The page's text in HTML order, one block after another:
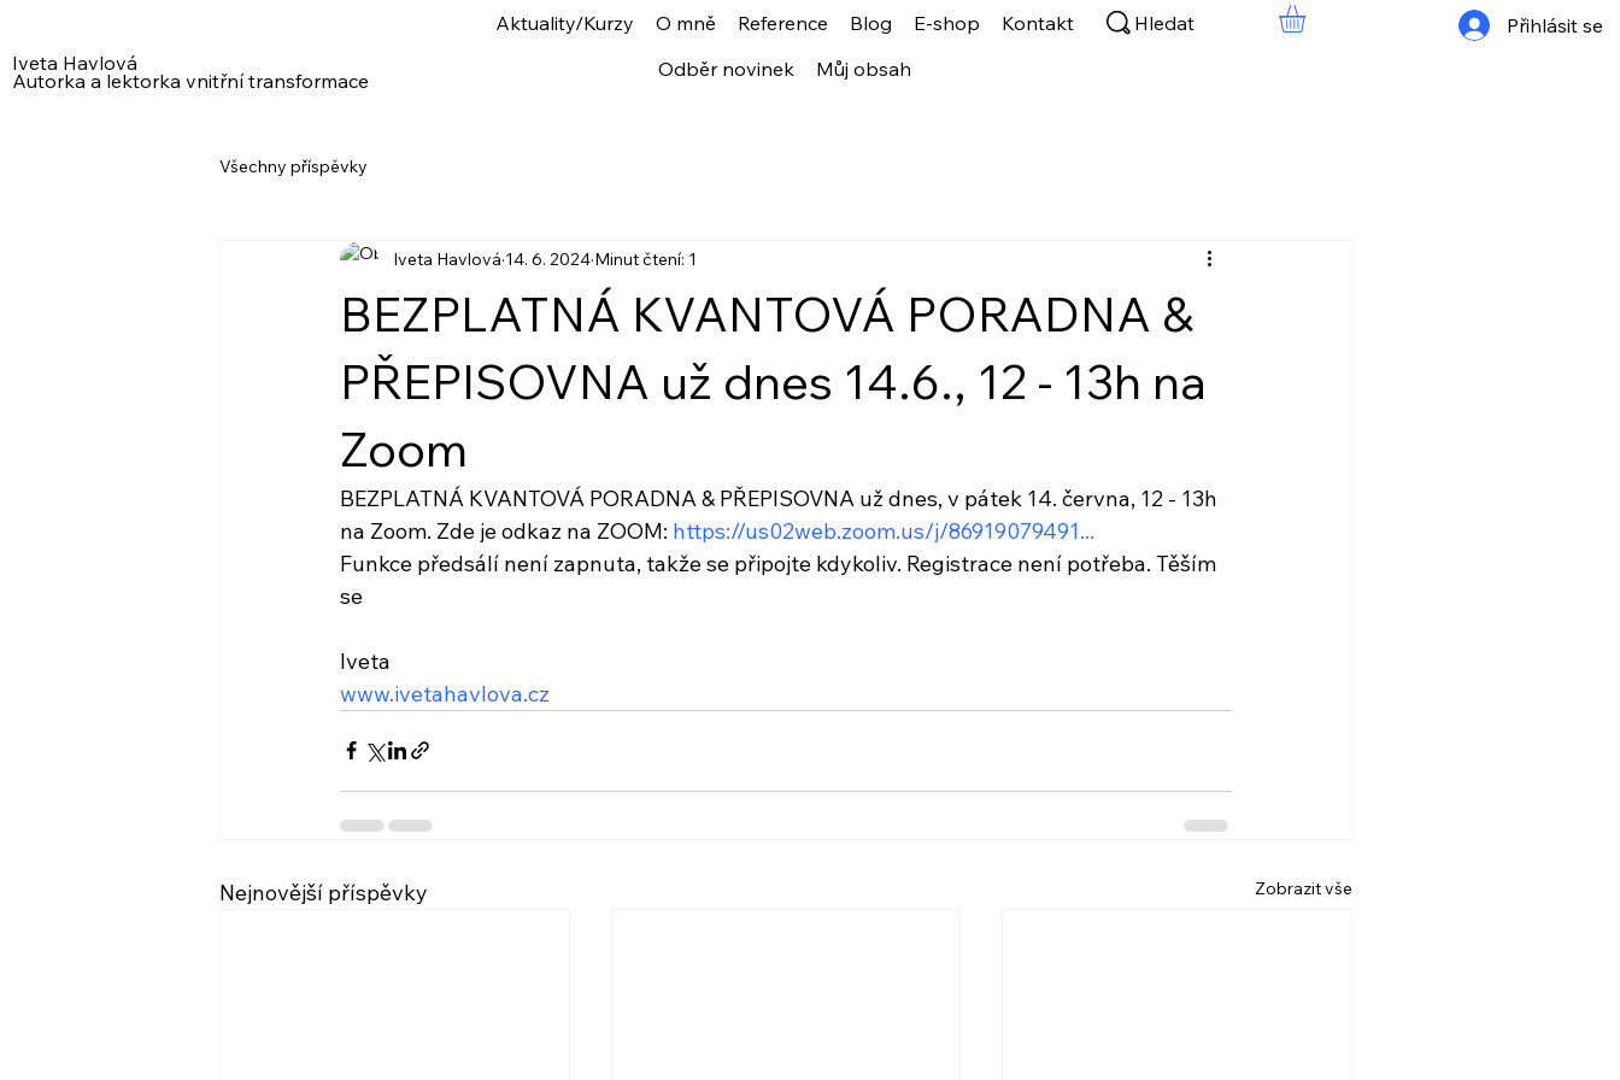
Iveta Havlová
Autorka a lektorka vnitřní transformace
Aktuality/Kurzy O mně Reference Blog E-shop
Kontakt
Odběr novinek
Můj obsah
Přihlásit se
Hledat
Všechny příspěvky
BEZPLATNÁ KVANTOVÁ PORADNA &
PŘEPISOVNA už dnes 14.6., 12 - 13h na
Zoom
Iveta Havlová 14. 6. 2024 Minut čtení: 1
BEZPLATNÁ KVANTOVÁ PORADNA & PŘEPISOVNA už dnes, v pátek 14. června, 12 - 13h
na Zoom. Zde je odkaz na ZOOM: https://us02web.zoom.us/j/86919079491...
Funkce předsálí není zapnuta, takže se připojte kdykoliv. Registrace není potřeba. Těším
se
Iveta
www.ivetahavlova.cz
Nejnovější příspěvky Zobrazit vše